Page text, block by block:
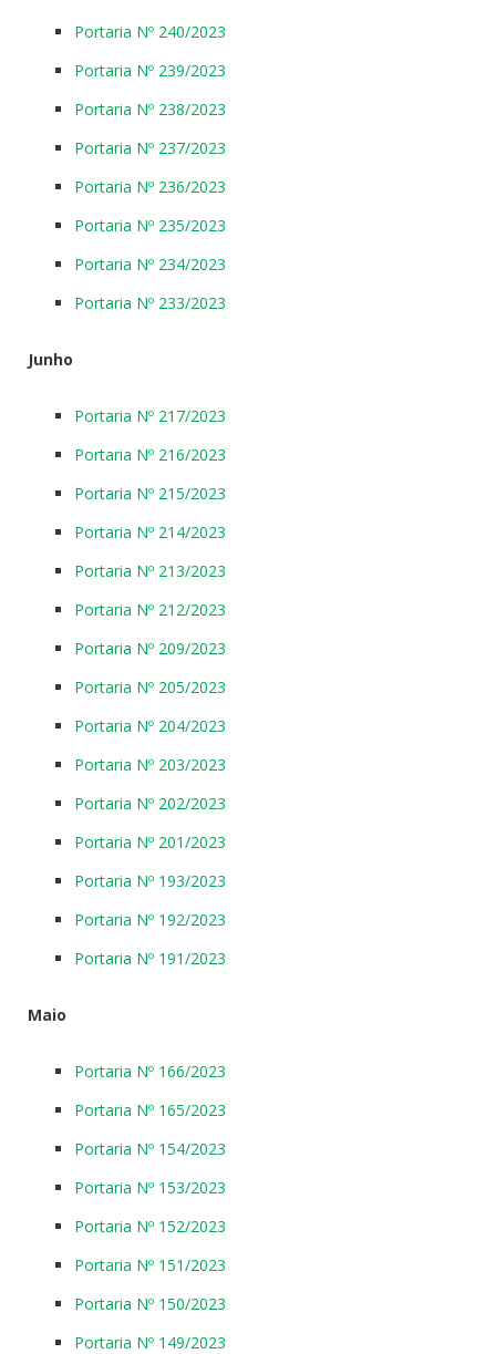
Portaria Nº 240/2023
Portaria Nº 239/2023
Portaria Nº 238/2023
Portaria Nº 237/2023
Portaria Nº 236/2023
Portaria Nº 235/2023
Portaria Nº 234/2023
Portaria Nº 233/2023
Junho
Portaria Nº 217/2023
Portaria Nº 216/2023
Portaria Nº 215/2023
Portaria Nº 214/2023
Portaria Nº 213/2023
Portaria Nº 212/2023
Portaria Nº 209/2023
Portaria Nº 205/2023
Portaria Nº 204/2023
Portaria Nº 203/2023
Portaria Nº 202/2023
Portaria Nº 201/2023
Portaria Nº 193/2023
Portaria Nº 192/2023
Portaria Nº 191/2023
Maio
Portaria Nº 166/2023
Portaria Nº 165/2023
Portaria Nº 154/2023
Portaria Nº 153/2023
Portaria Nº 152/2023
Portaria Nº 151/2023
Portaria Nº 150/2023
Portaria Nº 149/2023